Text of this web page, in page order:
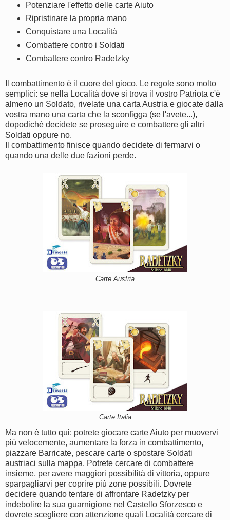
Potenziare l'effetto delle carte Aiuto
Ripristinare la propria mano
Conquistare una Località
Combattere contro i Soldati
Combattere contro Radetzky
Il combattimento è il cuore del gioco. Le regole sono molto
semplici: se nella Località dove si trova il vostro Patriota c'è
almeno un Soldato, rivelate una carta Austria e giocate dalla
vostra mano una carta che la sconfigga (se l'avete...),
dopodiché decidete se proseguire e combattere gli altri
Soldati oppure no.
Il combattimento finisce quando decidete di fermarvi o
quando una delle due fazioni perde.
Carte Austria
Carte Italia
Ma non è tutto qui: potrete giocare carte Aiuto per muovervi
più velocemente, aumentare la forza in combattimento,
piazzare Barricate, pescare carte o spostare Soldati
austriaci sulla mappa. Potrete cercare di combattere
insieme, per avere maggiori possibilità di vittoria, oppure
sparpagliarvi per coprire più zone possibili. Dovrete
decidere quando tentare di affrontare Radetzky per
indebolire la sua guarnigione nel Castello Sforzesco e
dovrete scegliere con attenzione quali Località cercare di